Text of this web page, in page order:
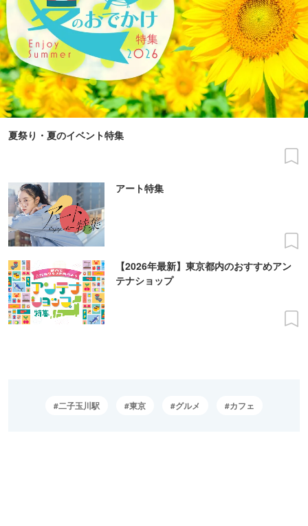
夏祭り・夏のイベント特集
アート特集
【2026年最新】東京都内のおすすめアン
テナショップ
二子玉川駅 東京 グルメ カフェ